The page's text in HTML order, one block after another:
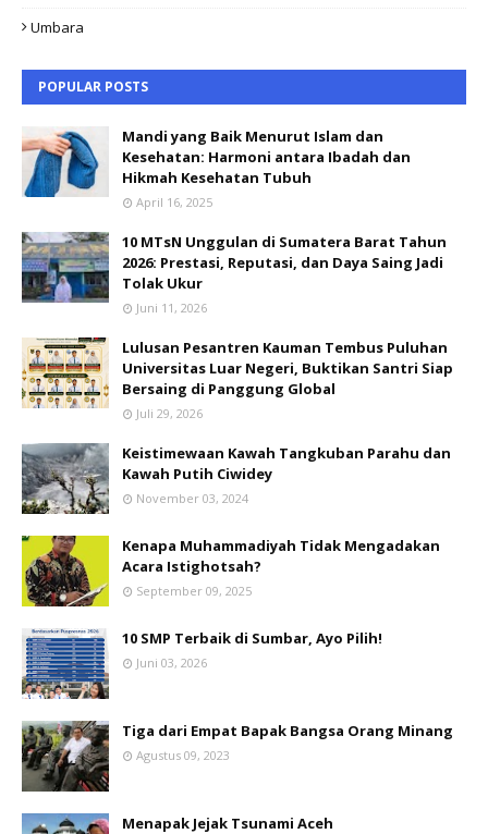
Umbara
POPULAR POSTS
Mandi yang Baik Menurut Islam dan
Kesehatan: Harmoni antara Ibadah dan
Hikmah Kesehatan Tubuh
April 16, 2025
10 MTsN Unggulan di Sumatera Barat Tahun
2026: Prestasi, Reputasi, dan Daya Saing Jadi
Tolak Ukur
Juni 11, 2026
Lulusan Pesantren Kauman Tembus Puluhan
Universitas Luar Negeri, Buktikan Santri Siap
Bersaing di Panggung Global
Juli 29, 2026
Keistimewaan Kawah Tangkuban Parahu dan
Kawah Putih Ciwidey
November 03, 2024
Kenapa Muhammadiyah Tidak Mengadakan
Acara Istighotsah?
September 09, 2025
10 SMP Terbaik di Sumbar, Ayo Pilih!
Juni 03, 2026
Tiga dari Empat Bapak Bangsa Orang Minang
Agustus 09, 2023
Menapak Jejak Tsunami Aceh